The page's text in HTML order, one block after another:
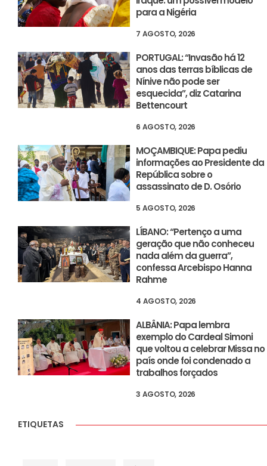
para a Nigéria
7 AGOSTO, 2026
PORTUGAL: “Invasão há 12
anos das terras bíblicas de
Nínive não pode ser
esquecida”, diz Catarina
Bettencourt
6 AGOSTO, 2026
MOÇAMBIQUE: Papa pediu
informações ao Presidente da
República sobre o
assassinato de D. Osório
5 AGOSTO, 2026
LÍBANO: “Pertenço a uma
geração que não conheceu
nada além da guerra”,
confessa Arcebispo Hanna
Rahme
4 AGOSTO, 2026
ALBÂNIA: Papa lembra
exemplo do Cardeal Simoni
que voltou a celebrar Missa no
país onde foi condenado a
trabalhos forçados
3 AGOSTO, 2026
ETIQUETAS